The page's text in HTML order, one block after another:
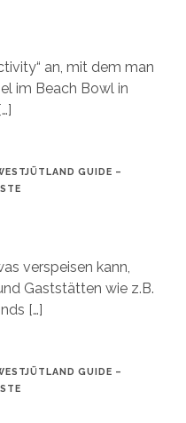
an, mit dem man
im Beach Bowl in
GUIDE –
verspeisen kann,
Gaststätten wie z.B.
[…]
GUIDE –